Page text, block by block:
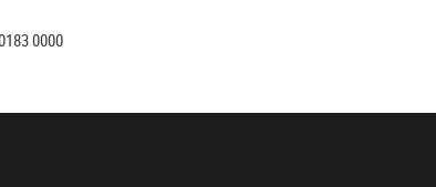
0000